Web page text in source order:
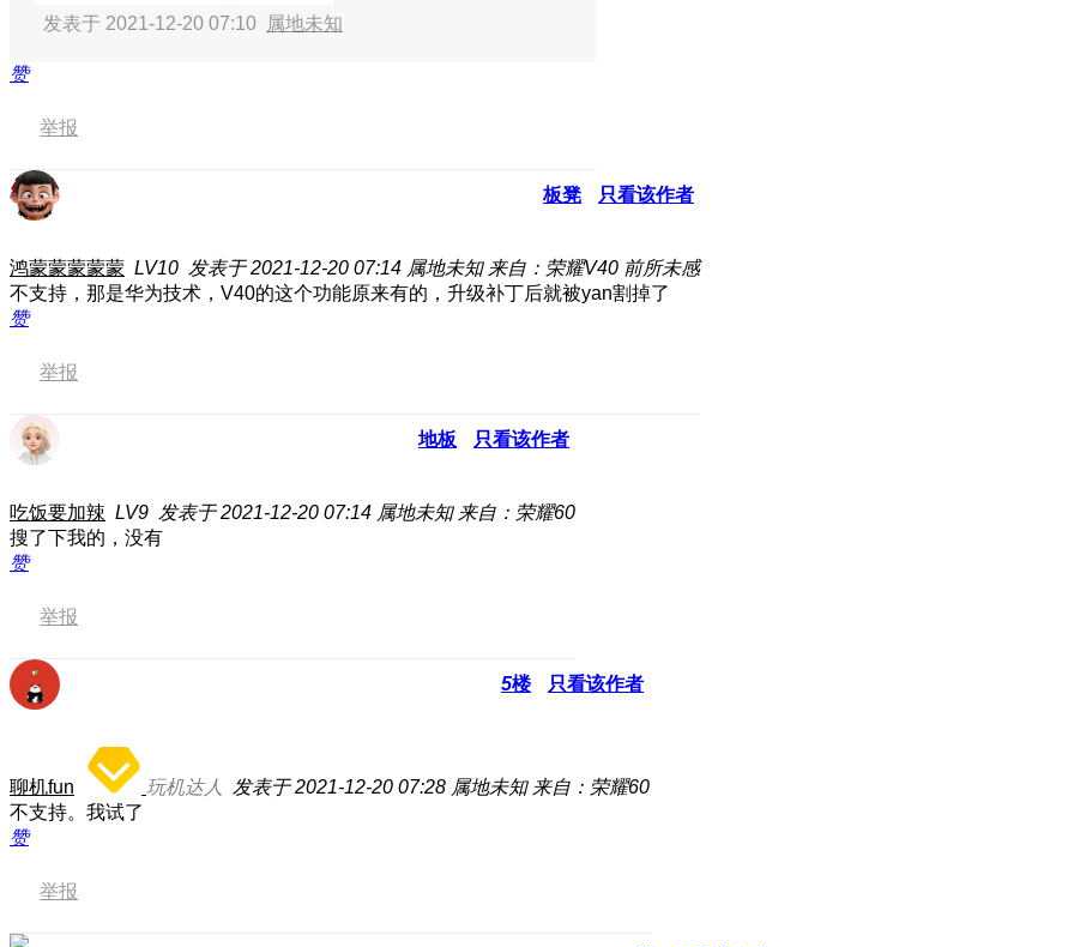
发表于 2021-12-20 07:10 属地未知
赞
举报
板凳 只看该作者
鸿蒙蒙蒙蒙蒙 LV10 发表于 2021-12-20 07:14 属地未知 来自：荣耀V40 前所未感
不支持，那是华为技术，V40的这个功能原来有的，升级补丁后就被yan割掉了
赞
举报
地板 只看该作者
吃饭要加辣 LV9 发表于 2021-12-20 07:14 属地未知 来自：荣耀60
搜了下我的，没有
赞
举报
5楼 只看该作者
聊机fun 玩机达人 发表于 2021-12-20 07:28 属地未知 来自：荣耀60
不支持。我试了
赞
举报